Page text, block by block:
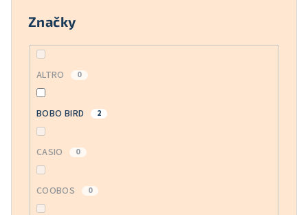
Značky
ALTRO 0
BOBO BIRD 2
CASIO 0
COOBOS 0